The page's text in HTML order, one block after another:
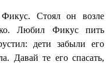
Стоял он возле
Любил Фикус пить
дети забыли его
Давай те его спасать,